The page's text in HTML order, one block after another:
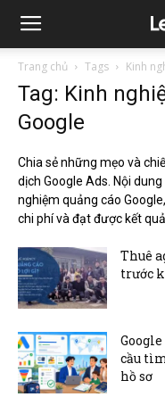
Trang chủ Tags Kinh
Tag: Kinh
Google
Chia sẻ những mẹo và
dịch Google Ads. Nội
nghiệm quảng cáo
chi phí và đạt được kết
Thuê
trước
cầu
hồ sơ